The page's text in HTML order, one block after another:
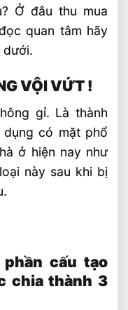
Ở đâu thu mua
quan tâm hãy
dưới.
VỘI VỨT !
gỉ. Là thành
dụng có mặt phổ
ở hiện nay như
này sau khi bị
cấu tạo
chia thành 3